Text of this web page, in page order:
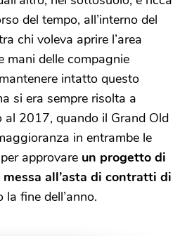
del tempo, all’interno del
chi voleva aprire l’area
mani delle compagnie
intatto questo
si era sempre risolta a
al 2017, quando il Grand Old
in entrambe le
approvare un progetto di
all’asta di contratti di
fine dell’anno.